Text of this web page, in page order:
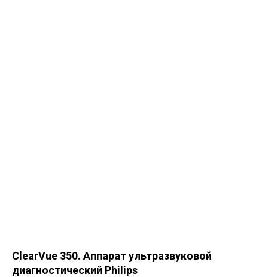
ClearVue 350. Аппарат ультразвуковой
диагностический Philips